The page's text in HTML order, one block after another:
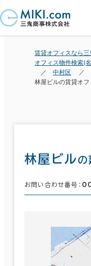
賃貸オフィスなら三
オフィス物件検索(
中村区
林屋ビルの賃貸オフ
林屋ビルの
お問い合わせ番号：